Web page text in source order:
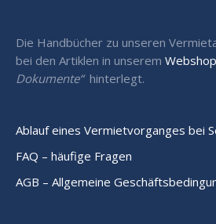
Die Handbücher zu unseren
bei den Artiklen in unserem Webshop
Dokumente“ hinterlegt.
Ablauf eines Vermietvorganges bei
FAQ – häufige Fragen
AGB – Allgemeine